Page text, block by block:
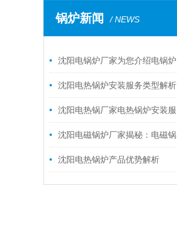
锅炉新闻 / NEWS
沈阳电锅炉厂家为您介绍电锅炉
产品优势
沈阳电热锅炉安装服务类型解析
沈阳电热锅厂家电热锅炉安装服
务类型解析
沈阳电磁锅炉厂家揭秘：电磁锅
炉的多重优势
沈阳电热锅炉产品优势解析